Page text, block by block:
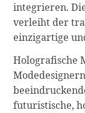
integrieren.
verleiht der
einzigartige
Holografische
futuristische,